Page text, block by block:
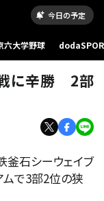
今日の予定
六大学野球
戦に辛勝 2部
釜石シーウェイブ
ムで3部2位の狭